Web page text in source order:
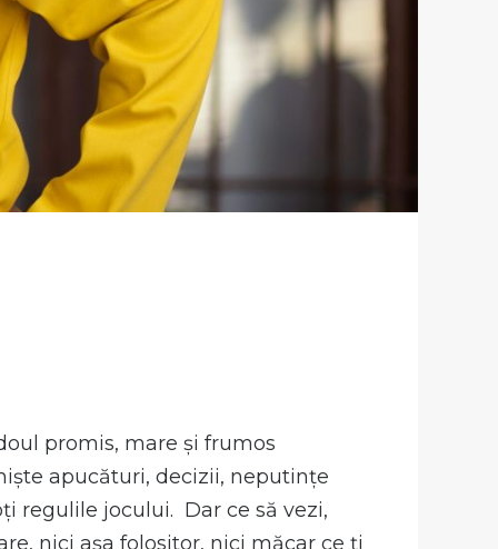
promis, mare și frumos
apucături, decizii, neputințe
regulile jocului. Dar ce să vezi,
nici așa folositor, nici măcar ce ți